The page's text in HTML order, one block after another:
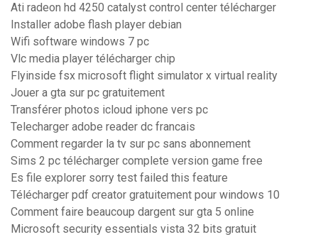
Ati radeon hd 4250 catalyst control center télécharger
Installer adobe flash player debian
Wifi software windows 7 pc
Vlc media player télécharger chip
Flyinside fsx microsoft flight simulator x virtual reality
Jouer a gta sur pc gratuitement
Transférer photos icloud iphone vers pc
Telecharger adobe reader dc francais
Comment regarder la tv sur pc sans abonnement
Sims 2 pc télécharger complete version game free
Es file explorer sorry test failed this feature
Télécharger pdf creator gratuitement pour windows 10
Comment faire beaucoup dargent sur gta 5 online
Microsoft security essentials vista 32 bits gratuit